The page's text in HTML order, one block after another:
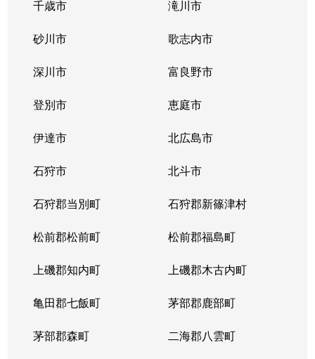
千歳市 滝川市
砂川市 歌志内市
深川市 富良野市
登別市 恵庭市
伊達市 北広島市
石狩市 北斗市
石狩郡当別町 石狩郡新篠津村
松前郡松前町 松前郡福島町
上磯郡知内町 上磯郡木古内町
亀田郡七飯町 茅部郡鹿部町
茅部郡森町 二海郡八雲町